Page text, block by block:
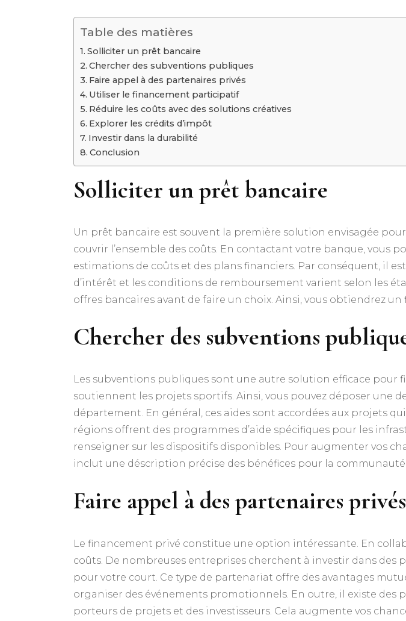
Table des matières
Solliciter un prêt bancaire
Chercher des subventions publiques
Faire appel à des partenaires privés
Utiliser le financement participatif
Réduire les coûts avec des solutions créatives
Explorer les crédits d’impôt
Investir dans la durabilité
Conclusion
Solliciter un prêt bancaire
Un prêt bancaire est souvent la première solution envisagée
couvrir l’ensemble des coûts. En contactant votre banque, vous
estimations de coûts et des plans financiers. Par conséquent, il
d’intérêt et les conditions de remboursement varient selon les
offres bancaires avant de faire un choix. Ainsi, vous obtiendrez
Chercher des subventions
Les subventions publiques sont une autre solution efficace pour
soutiennent les projets sportifs. Ainsi, vous pouvez déposer une
département. En général, ces aides sont accordées aux projets
régions offrent des programmes d’aide spécifiques pour les
renseigner sur les dispositifs disponibles. Pour augmenter vos
inclut une déscription précise des bénéfices pour la communauté.
Faire appel à des partenaires privés
Le financement privé constitue une option intéressante. En
coûts. De nombreuses entreprises cherchent à investir dans
pour votre court. Ce type de partenariat offre des avantages
organiser des événements promotionnels. En outre, il existe
porteurs de projets et des investisseurs. Cela augmente vos